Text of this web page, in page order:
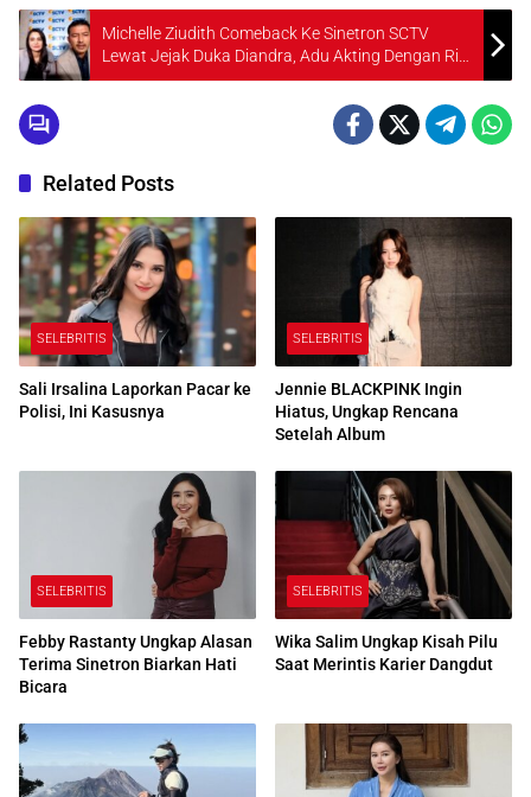
Michelle Ziudith Comeback Ke Sinetron SCTV
Lewat Jejak Duka Diandra, Adu Akting Dengan Rio
Dewanto
Related Posts
SELEBRITIS
Sali Irsalina Laporkan Pacar ke
Polisi, Ini Kasusnya
SELEBRITIS
Jennie BLACKPINK Ingin
Hiatus, Ungkap Rencana
Setelah Album
SELEBRITIS
Febby Rastanty Ungkap Alasan
Terima Sinetron Biarkan Hati
Bicara
SELEBRITIS
Wika Salim Ungkap Kisah Pilu
Saat Merintis Karier Dangdut